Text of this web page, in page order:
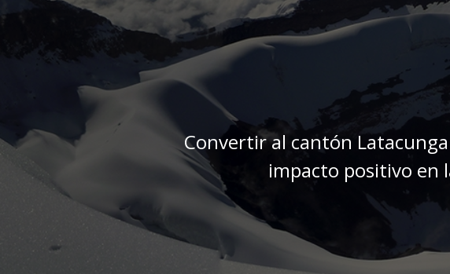
Convertir al cantón
impacto positivo en